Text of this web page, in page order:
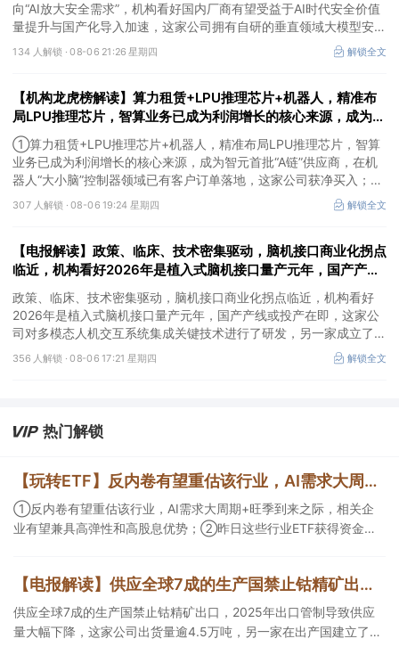
向“AI放大安全需求”，机构看好国内厂商有望受益于AI时代安全价值
量提升与国产化导入加速，这家公司拥有自研的垂直领域大模型安全
GPT，另一家在数据安全及网络安全上有完整的软硬件解决方案。
134 人解锁 ·08-06 21:26 星期四 解锁全文
【机构龙虎榜解读】算力租赁+LPU推理芯片+机器人，精准布
局LPU推理芯片，智算业务已成为利润增长的核心来源，成为智
元首批“A链”供应商，在机器人“大小脑”控制器领域已有客户订
单落地，这家公司获净买入
①算力租赁+LPU推理芯片+机器人，精准布局LPU推理芯片，智算
业务已成为利润增长的核心来源，成为智元首批“A链”供应商，在机
器人“大小脑”控制器领域已有客户订单落地，这家公司获净买入；
②AI安全+网络安全+华为鲲鹏+摘帽，以“AI+安全”为核心战略，推
出AI数据安全产品矩阵，自主研发的大数据AI应用平台、AI数据安全
307 人解锁 ·08-06 19:24 星期四 解锁全文
【电报解读】政策、临床、技术密集驱动，脑机接口商业化拐点
临近，机构看好2026年是植入式脑机接口量产元年，国产产线
或投产在即，这家公司对多模态人机交互系统集成关键技术进行
了研发
政策、临床、技术密集驱动，脑机接口商业化拐点临近，机构看好
2026年是植入式脑机接口量产元年，国产产线或投产在即，这家公
司对多模态人机交互系统集成关键技术进行了研发，另一家成立了人
工智能与脑机工程研究院。
356 人解锁 ·08-06 17:21 星期四 解锁全文
热门解锁
【玩转ETF】反内卷有望重估该行业，AI需求大周期+旺季到来之际，相关企业有望兼具高弹性和高股息优势；机构看多港股互联网的逻辑
①反内卷有望重估该行业，AI需求大周期+旺季到来之际，相关企
业有望兼具高弹性和高股息优势；②昨日这些行业ETF获得资金关
【电报解读】供应全球7成的生产国禁止钴精矿出口，2025年出口管制导致供应量大幅下降，这家公司出货量逾4.5万吨
供应全球7成的生产国禁止钴精矿出口，2025年出口管制导致供应
量大幅下降，这家公司出货量逾4.5万吨，另一家在出产国建立了原